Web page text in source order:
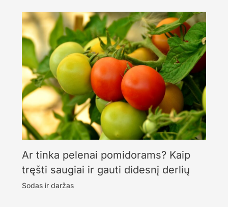
Ar tinka pelenai pomidorams? Kaip
tręšti saugiai ir gauti didesnį derlių
Sodas ir daržas